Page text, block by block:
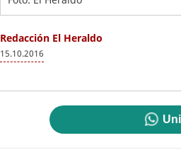
Redacción El Heraldo
15.10.2016